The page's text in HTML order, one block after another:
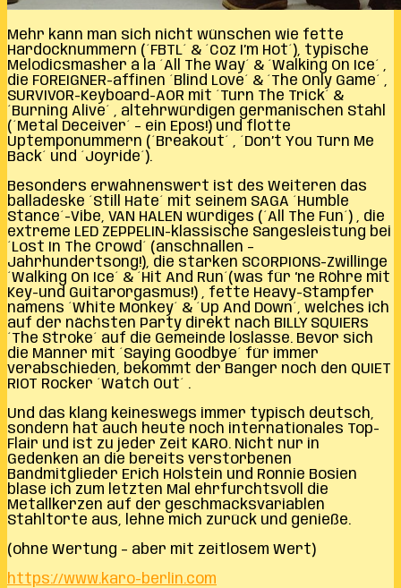
Mehr kann man sich nicht wünschen wie fette
Hardocknummern (´FBTL´ & ´Coz I’m Hot´), typische
Melodicsmasher á la ´All The Way´ & ´Walking On Ice´ ,
die FOREIGNER-affinen ´Blind Love´ & ´The Only Game´ ,
SURVIVOR-Keyboard-AOR mit ´Turn The Trick´ &
´Burning Alive´ , altehrwürdigen germanischen Stahl
(´Metal Deceiver´ – ein Epos!) und flotte
Uptemponummern (´Breakout´ , ´Don’t You Turn Me
Back´ und ´Joyride´).
Besonders erwähnenswert ist des Weiteren das
balladeske ´Still Hate´ mit seinem SAGA ´Humble
Stance´-Vibe, VAN HALEN würdiges (´All The Fun´) , die
extreme LED ZEPPELIN-klassische Sangesleistung bei
´Lost In The Crowd´ (anschnallen –
Jahrhundertsong!), die starken SCORPIONS-Zwillinge
´Walking On Ice´ & ´Hit And Run´(was für ‘ne Röhre mit
Key-und Guitarorgasmus!) , fette Heavy-Stampfer
namens ´White Monkey´ & ´Up And Down´, welches ich
auf der nächsten Party direkt nach BILLY SQUIERs
´The Stroke´ auf die Gemeinde loslasse. Bevor sich
die Männer mit ´Saying Goodbye´ für immer
verabschieden, bekommt der Banger noch den QUIET
RIOT Rocker ´Watch Out´ .
Und das klang keineswegs immer typisch deutsch,
sondern hat auch heute noch internationales Top-
Flair und ist zu jeder Zeit KARO. Nicht nur in
Gedenken an die bereits verstorbenen
Bandmitglieder Erich Holstein und Ronnie Bosien
blase ich zum letzten Mal ehrfurchtsvoll die
Metallkerzen auf der geschmacksvariablen
Stahltorte aus, lehne mich zurück und genieße.
(ohne Wertung – aber mit zeitlosem Wert)
https://www.karo-berlin.com